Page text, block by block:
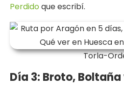
Perdidoque escribí.
Torla-
Día 3: Broto,